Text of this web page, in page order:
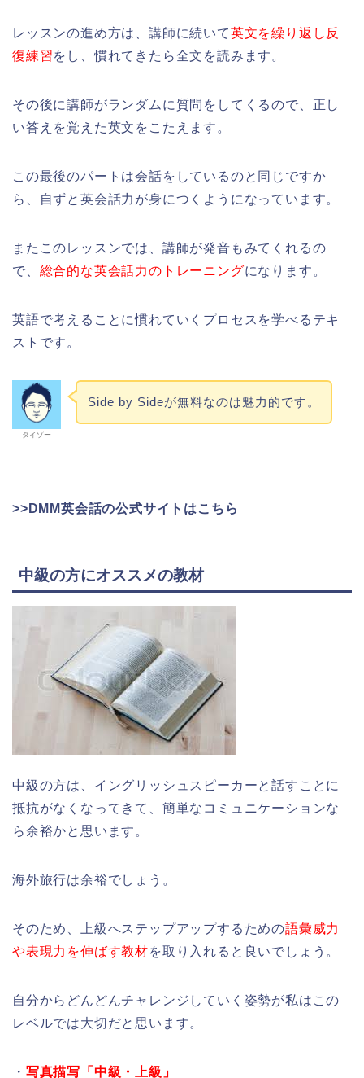
レッスンの進め方は、講師に続いて英文を繰り返し反
復練習をし、慣れてきたら全文を読みます。
その後に講師がランダムに質問をしてくるので、正し
い答えを覚えた英文をこたえます。
この最後のパートは会話をしているのと同じですか
ら、自ずと英会話力が身につくようになっています。
またこのレッスンでは、講師が発音もみてくれるの
で、 総合的な英会話力のトレーニングになります。
英語で考えることに慣れていくプロセスを学べるテキ
ストです。
タイゾー
Side by Sideが無料なのは魅力的です。
>>DMM英会話の公式サイトはこちら
中級の方にオススメの教材
中級の方は、イングリッシュスピーカーと話すことに
抵抗がなくなってきて、簡単なコミュニケーションな
ら余裕かと思います。
海外旅行は余裕でしょう。
そのため、上級へステップアップするための語彙威力
や表現力を伸ばす教材を取り入れると良いでしょう。
自分からどんどんチャレンジしていく姿勢が私はこの
レベルでは大切だと思います。
・ 写真描写「中級・上級」